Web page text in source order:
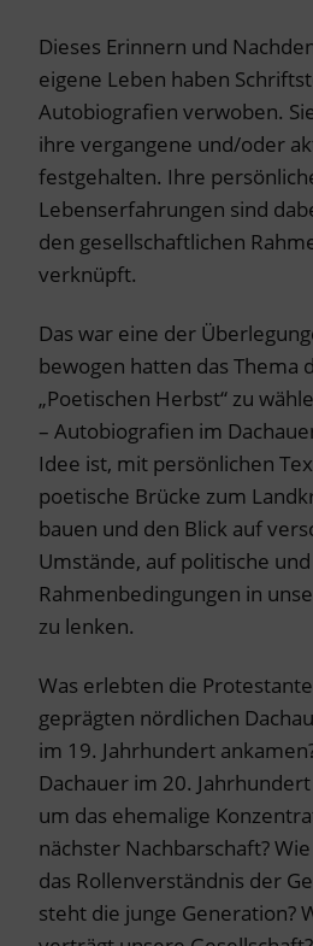
Dieses Erinnern und
eigene Leben haben
Autobiografien verwoben.
ihre vergangene und/oder
festgehalten. Ihre
Lebenserfahrungen sind
den gesellschaftlichen
verknüpft.
Das war eine der
bewogen hatten das Thema
„Poetischen Herbst“ zu
– Autobiografien im
Idee ist, mit persönlichen
poetische Brücke zum
bauen und den Blick auf
Umstände, auf politische
Rahmenbedingungen in
zu lenken.
Was erlebten die
geprägten nördlichen
im 19. Jahrhundert
Dachauer im 20.
um das ehemalige
nächster Nachbarschaft?
das Rollenverständnis der
steht die junge Generation?